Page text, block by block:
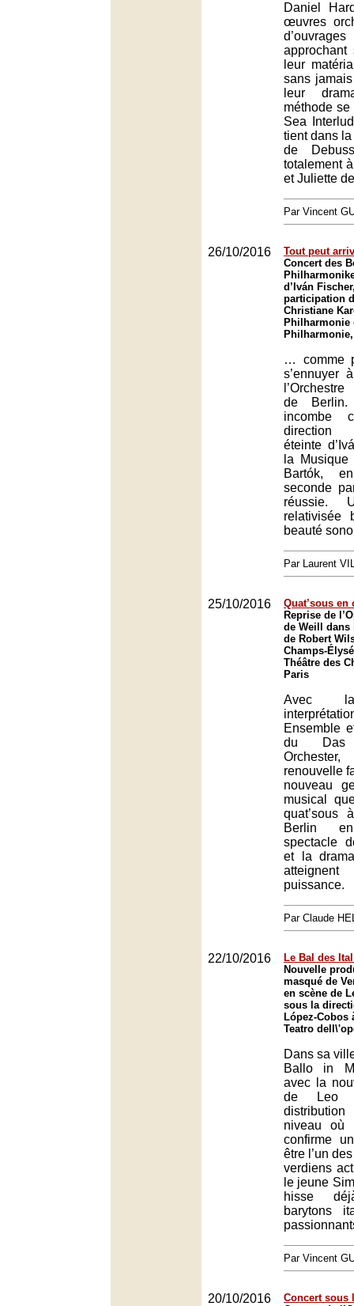
Daniel
œuvres
approchant
leur
sans
leur
méthode
Sea
tient dans
de
totalement
et Juliette
Par Vincent
26/10/2016
Tout peut
Concert des
d’Iván
participation
Christiane
Philharmonie
… comme
s’ennuyer
de
direction
éteinte
la
Bartók,
seconde
réussie.
relativisée
beauté
Par Laurent
25/10/2016
Quat’sous en
Reprise de
de Weill dans
de Robert
Champs-
Théâtre des
Paris
Avec la
Ensemble
du Das
renouvelle
nouveau
musical
quat’sous
Berlin
spectacle
et la
puissance.
Par Claude
22/10/2016
Le Bal des
Nouvelle
masqué de
en scène de
sous la
López-Cobos
Teatro
Dans sa
Ballo in
avec la
de Leo
niveau où
confirme
être l’un
verdiens
le jeune
hisse
barytons
Par Vincent
20/10/2016
Concert sous